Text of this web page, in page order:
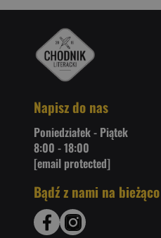
Napisz do nas
Poniedziałek - Piątek
8:00 - 18:00
[email protected]
Bądź z nami na bieżąco